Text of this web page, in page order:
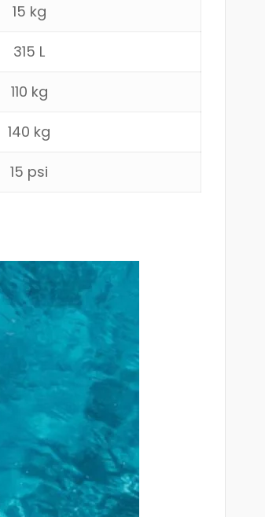
15 kg
315 L
110 kg
140 kg
15 psi